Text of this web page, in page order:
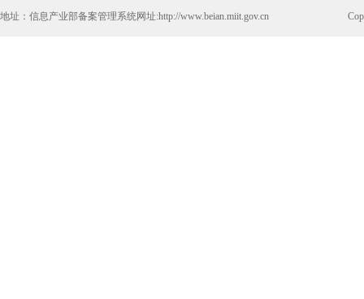
地址：信息产业部备案管理系统网址:http://www.beian.miit.gov.cn